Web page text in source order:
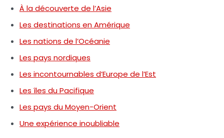
À la découverte de l’Asie
Les destinations en Amérique
Les nations de l’Océanie
Les pays nordiques
Les incontournables d’Europe de l’Est
Les îles du Pacifique
Les pays du Moyen-Orient
Une expérience inoubliable